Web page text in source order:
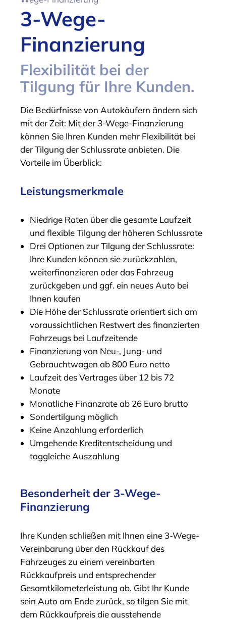
3-Wege-
Finanzierung
Flexibilität bei der
Tilgung für Ihre Kunden.
Die Bedürfnisse von Autokäufern ändern sich
mit der Zeit: Mit der 3-Wege-Finanzierung
können Sie Ihren Kunden mehr Flexibilität bei
der Tilgung der Schlussrate anbieten. Die
Vorteile im Überblick:
Leistungsmerkmale
Niedrige Raten über die gesamte Laufzeit
und flexible Tilgung der höheren Schlussrate
Drei Optionen zur Tilgung der Schlussrate:
Ihre Kunden können sie zurückzahlen,
weiterfinanzieren oder das Fahrzeug
zurückgeben und ggf. ein neues Auto bei
Ihnen kaufen
Die Höhe der Schlussrate orientiert sich am
voraussichtlichen Restwert des finanzierten
Fahrzeugs bei Laufzeitende
Finanzierung von Neu-, Jung- und
Gebrauchtwagen ab 800 Euro netto
Laufzeit des Vertrages über 12 bis 72
Monate
Monatliche Finanzrate ab 26 Euro brutto
Sondertilgung möglich
Keine Anzahlung erforderlich
Umgehende Kreditentscheidung und
taggleiche Auszahlung
Besonderheit der 3-Wege-
Finanzierung
Ihre Kunden schließen mit Ihnen eine 3-Wege-
Vereinbarung über den Rückkauf des
Fahrzeuges zu einem vereinbarten
Rückkaufpreis und entsprechender
Gesamtkilometerleistung ab. Gibt Ihr Kunde
sein Auto am Ende zurück, so tilgen Sie mit
dem Rückkaufpreis die ausstehende